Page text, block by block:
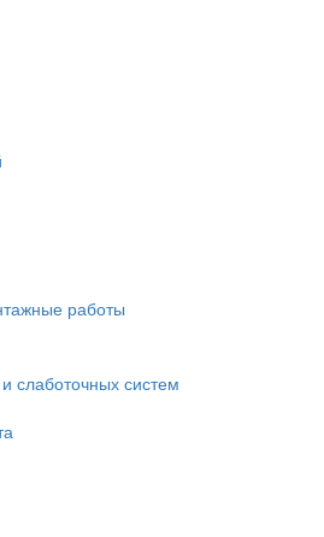
работы
слаботочных систем